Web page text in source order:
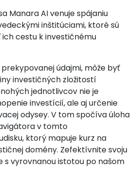
Manara AI venuje spájaniu
inštitúciami, ktoré sú
cestu k investičnému
údajmi, môže byť
investičných zložitostí
jednotlivcov nie je
investícií, ale aj určenie
odysey. V tom spočíva úloha
v tomto
ktorý mapuje kurz na
domény. Zefektívnite svoju
s vyrovnanou istotou po našom